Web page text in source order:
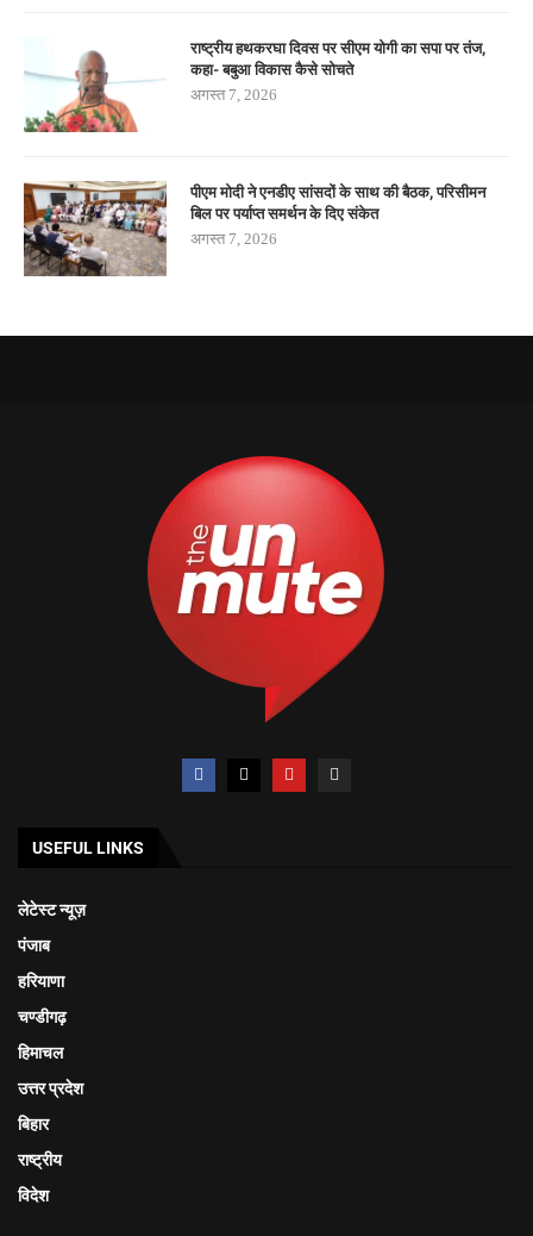
राष्ट्रीय हथकरघा दिवस पर सीएम योगी का सपा पर तंज,
कहा- बबुआ विकास कैसे सोचते
अगस्त 7, 2026
पीएम मोदी ने एनडीए सांसदों के साथ की बैठक, परिसीमन
बिल पर पर्याप्त समर्थन के दिए संकेत
अगस्त 7, 2026
USEFUL LINKS
लेटेस्ट न्यूज़
पंजाब
हरियाणा
चण्डीगढ़
हिमाचल
उत्तर प्रदेश
बिहार
राष्ट्रीय
विदेश